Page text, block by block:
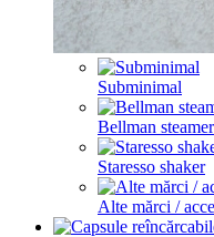
Subminimal
Bellman steamer
Staresso shaker
Alte mărci /